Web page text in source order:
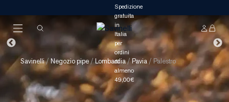
Savinelli/ Negozio pipe/Lombardia/Pavia / Palestro